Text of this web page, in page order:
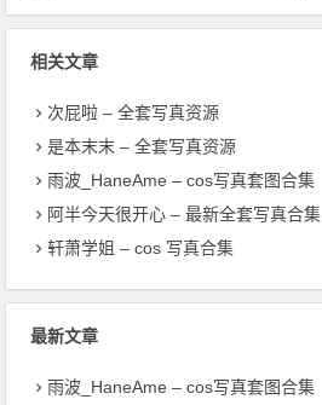
相关文章
次屁啦 – 全套写真资源
是本末末 – 全套写真资源
雨波_HaneAme – cos写真套图合集
阿半今天很开心 – 最新全套写真合集
轩萧学姐 – cos 写真合集
最新文章
雨波_HaneAme – cos写真套图合集